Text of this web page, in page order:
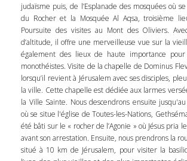
judaïsme puis, de l’Esplanade des mosquées où
du Rocher et la Mosquée Al Aqsa, troisième
Poursuite des visites au Mont des Oliviers.
d’altitude, il offre une merveilleuse vue sur la
également des lieux de haute importance
monothéistes. Visite de la chapelle de Dominus
lorsqu’il revient à Jérusalem avec ses disciples,
la ville. Cette chapelle est dédiée aux larmes
la Ville Sainte. Nous descendrons ensuite
où se situe l'église de Toutes-les-Nations,
été bâti sur le « rocher de l’Agonie » où Jésus pria
avant son arrestation. Ensuite, nous prendrons la
situé à 10 km de Jérusalem, pour visiter la